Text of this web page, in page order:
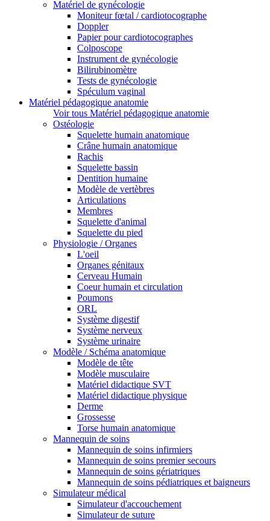
Matériel de gynécologie
Moniteur fœtal / cardiotocographe
Doppler
Papier pour cardiotocographes
Colposcope
Instrument de gynécologie
Bilirubinomètre
Tests de gynécologie
Spéculum vaginal
Matériel pédagogique anatomie
Voir tous Matériel pédagogique anatomie
Ostéologie
Squelette humain anatomique
Crâne humain anatomique
Rachis
Squelette bassin
Dentition humaine
Modèle de vertèbres
Articulations
Membres
Squelette d'animal
Squelette du pied
Physiologie / Organes
L'oeil
Organes génitaux
Cerveau Humain
Coeur humain et circulation
Poumons
ORL
Système digestif
Système nerveux
Système urinaire
Modèle / Schéma anatomique
Modèle de tête
Modèle musculaire
Matériel didactique SVT
Matériel didactique physique
Derme
Grossesse
Torse humain anatomique
Mannequin de soins
Mannequin de soins infirmiers
Mannequin de soins premier secours
Mannequin de soins gériatriques
Mannequin de soins pédiatriques et baigneurs
Simulateur médical
Simulateur d'accouchement
Simulateur de suture